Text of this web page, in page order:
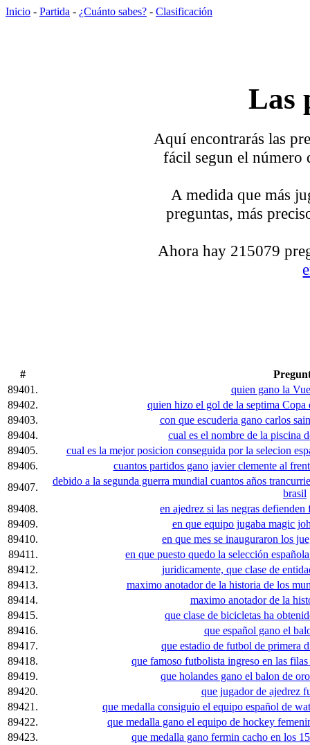
Inicio - Partida - ¿Cuánto sabes? - Clasificación
Las
Aquí encontrarás las
fácil segun el número
A medida que más
preguntas, más
Ahora hay 215079
#
89401.
quien gano la
89402.
quien hizo el gol de la septima
89403.
con que escuderia gano carlos
89404.
cual es el nombre de la piscina
89405.
cual es la mejor posicion conseguida por la selecion
89406.
cuantos partidos gano javier clemente al
89407.
debido a la segunda guerra mundial cuantos años
brasil
89408.
en ajedrez si las negras defienden
89409.
en que equipo jugaba magic
89410.
en que mes se inauguraron los
89411.
en que puesto quedo la selección
89412.
juridicamente, que clase de
89413.
maximo anotador de la historia de los
89414.
maximo anotador de la
89415.
que clase de bicicletas ha
89416.
que español gano el
89417.
que estadio de futbol de primera
89418.
que famoso futbolista ingreso en las
89419.
que holandes gano el balon de
89420.
que jugador de ajedrez
89421.
que medalla consiguio el equipo español de
89422.
que medalla gano el equipo de hockey
89423.
que medalla gano fermin cacho en los